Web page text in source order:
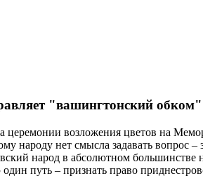
"вашингтонский обком"
церемонии возложения цветов на
народу нет смысла задавать
народ в абсолютном
путь – признать право